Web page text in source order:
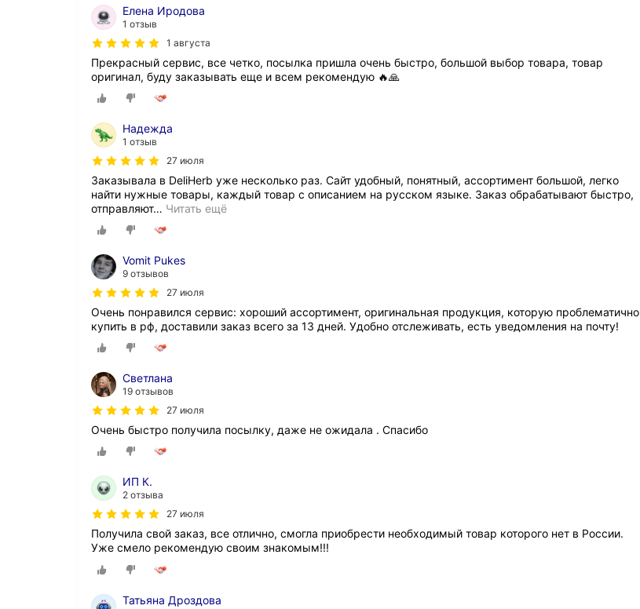
Елена Иродова
1 отзыв
1 августа
Прекрасный сервис, все четко, посылка пришла очень быстро, большой выбор товара, товар
оригинал, буду заказывать еще и всем рекомендую 🔥🙏
Надежда
1 отзыв
27 июля
Заказывала в DeliHerb уже несколько раз. Сайт удобный, понятный, ассортимент большой, легко
найти нужные товары, каждый товар с описанием на русском языке. Заказ обрабатывают быстро,
отправляют… Читать ещё
Vomit Pukes
9 отзывов
27 июля
Очень понравился сервис: хороший ассортимент, оригинальная продукция, которую проблематично
купить в рф, доставили заказ всего за 13 дней. Удобно отслеживать, есть уведомления на почту!
Светлана
19 отзывов
27 июля
Очень быстро получила посылку, даже не ожидала . Спасибо
ИП К.
2 отзыва
27 июля
Получила свой заказ, все отлично, смогла приобрести необходимый товар которого нет в России.
Уже смело рекомендую своим знакомым!!!
Татьяна Дроздова